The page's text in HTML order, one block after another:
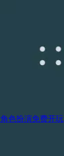
角色扮演免费开玩